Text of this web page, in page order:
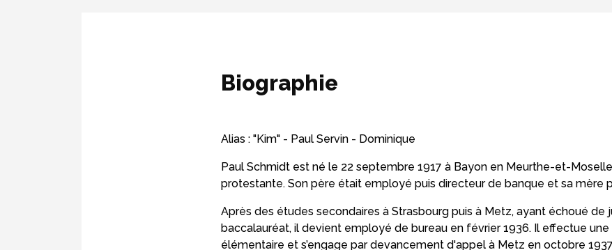
Biographie
Alias : "Kim" - Paul Servin - Dominique
Paul Schmidt est né le 22 septembre 1917 à Bayon en Meurthe-et-
protestante. Son père était employé puis directeur de banque et sa mère
Après des études secondaires à Strasbourg puis à Metz, ayant échoué de
baccalauréat, il devient employé de bureau en février 1936. Il effectue
élémentaire et s’engage par devancement d'appel à Metz en octobre